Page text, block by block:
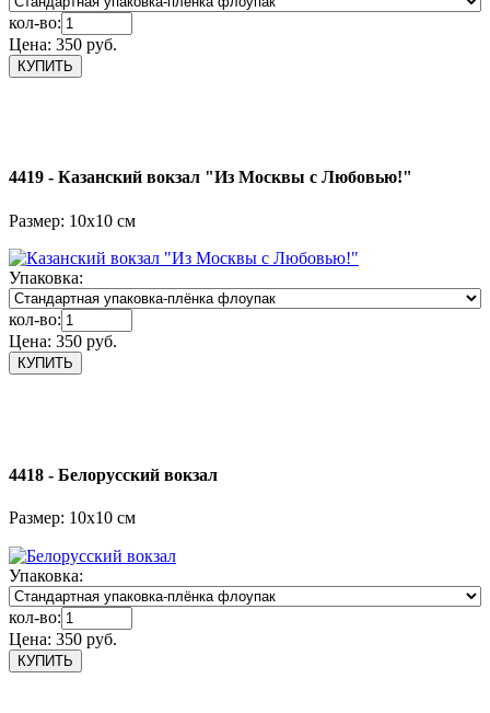
кол-во:
Цена: 350 руб.
4419 - Казанский вокзал "Из Москвы с Любовью!"
Размер: 10х10 см
Упаковка:
кол-во:
Цена: 350 руб.
4418 - Белорусский вокзал
Размер: 10х10 см
Упаковка:
кол-во:
Цена: 350 руб.